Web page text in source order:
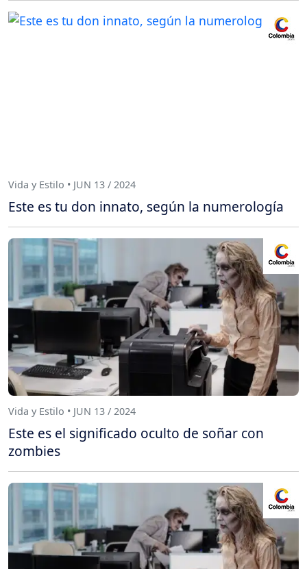
Vida y Estilo • JUN 13 / 2024
Este es tu don innato, según la numerología
Vida y Estilo • JUN 13 / 2024
Este es el significado oculto de soñar con
zombies